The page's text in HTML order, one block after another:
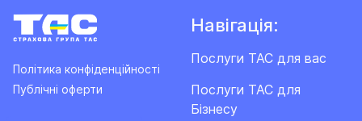
Політика конфіденційності
Публічні оферти
Навігація:
Послуги ТАС для вас
Послуги ТАС для
Бізнесу